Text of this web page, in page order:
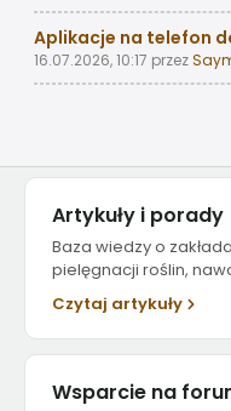
Aplikacje na telefon
16.07.2026, 10:17 przez
Artykuły i porady
Baza wiedzy o
pielęgnacji roślin,
Czytaj artykuły
Wsparcie na